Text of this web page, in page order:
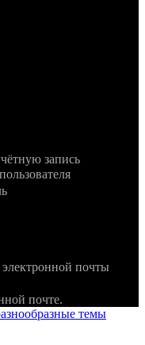
запись
почты
почте.
темы